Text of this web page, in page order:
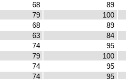
68 89
79 100
68 89
63 84
74 95
79 100
74 95
74 95